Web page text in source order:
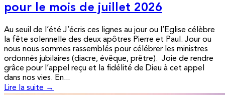
pour le mois de juillet 2026
Au seuil de l’été J’écris ces lignes au jour ou l’Eglise célèbre
la fête solennelle des deux apôtres Pierre et Paul. Jour ou
nous nous sommes rassemblés pour célébrer les ministres
ordonnés jubilaires (diacre, évêque, prêtre). Joie de rendre
grâce pour l’appel reçu et la fidélité de Dieu à cet appel
dans nos vies. En...
Lire la suite →